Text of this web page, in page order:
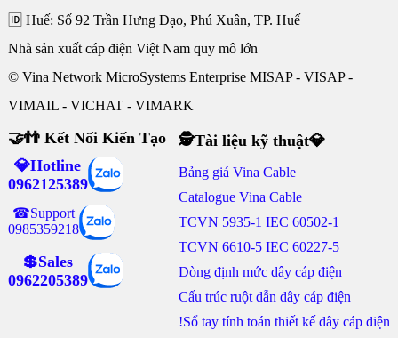
🆔 Huế: Số 92 Trần Hưng Đạo, Phú Xuân, TP. Huế
Nhà sản xuất cáp điện Việt Nam quy mô lớn
© Vina Network MicroSystems Enterprise MISAP - VISAP -
VIMAIL - VICHAT - VIMARK
🤝👬 Kết Nối Kiến Tạo
💎Hotline
0962125389
☎Support
0985359218
💲Sales
0962205389
🕵Tài liệu kỹ thuật💎
Bảng giá Vina Cable
Catalogue Vina Cable
TCVN 5935-1 IEC 60502-1
TCVN 6610-5 IEC 60227-5
Dòng định mức dây cáp điện
Cấu trúc ruột dẫn dây cáp điện
!Sổ tay tính toán thiết kế dây cáp điện